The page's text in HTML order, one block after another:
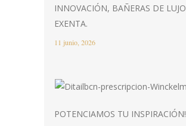
INNOVACIÓN, BAÑERAS DE LUJO
EXENTA.
11 junio, 2026
POTENCIAMOS TU INSPIRACIÓN!